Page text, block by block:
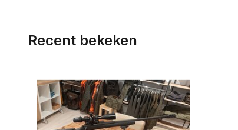
Recent bekeken